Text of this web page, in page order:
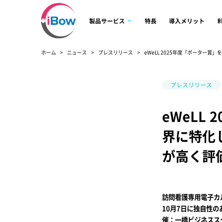
製品サービス 特長 導入メリット
ホーム ニュース プレスリリース eWeLL 2025年度「ポーター賞」
プレスリリース
eWeLL
界に特化
が高く評
訪問看護専用電子
10月7日に独自性の
催：一橋ビジネス